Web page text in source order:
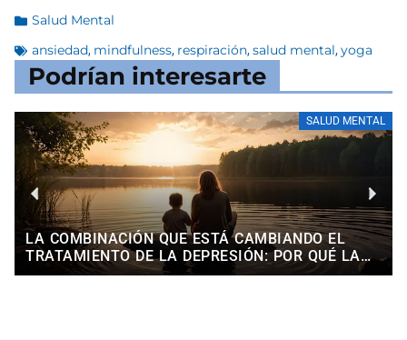
Salud Mental
ansiedad, mindfulness, respiración,salud mental,yoga
Podrían interesarte
SALUD MENTAL
LA COMBINACIÓN QUE ESTÁ CAMBIANDO EL
TRATAMIENTO DE LA DEPRESIÓN: POR QUÉ LA
TERAPIA COGNITIVA Y EL MINDFULNESS